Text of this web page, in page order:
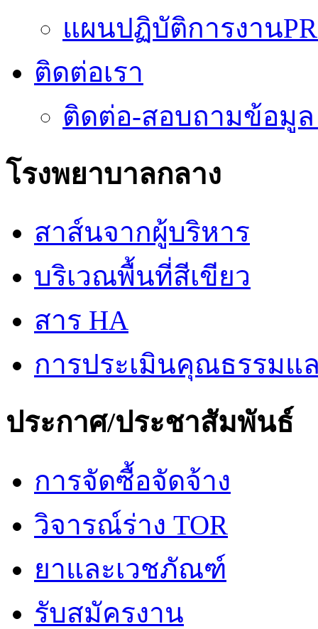
แผนปฏิบัติการงาน
ติดต่อเรา
ติดต่อ-สอบถามข้อมูล
โรงพยาบาลกลาง
สาส์นจากผู้บริหาร
บริเวณพื้นที่สีเขียว
สาร HA
การประเมินคุณธรรมแ
ประกาศ/ประชาสัมพันธ์
การจัดซื้อจัดจ้าง
วิจารณ์ร่าง TOR
ยาและเวชภัณฑ์
รับสมัครงาน